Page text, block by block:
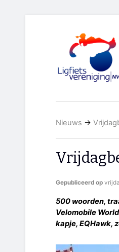
Nieuws →
Gepubliceerd op
500 woorden,
Velomobile
kapje, EQHawk,